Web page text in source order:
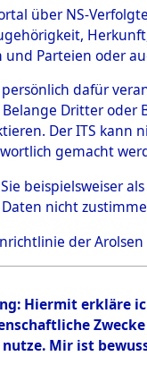
-
Branch -
über NS-
Parteien oder
dafür
Dritter
Der ITS
gemacht
beispielsweiser
nicht
der Arolsen
Hiermit erkläre
Mir ist